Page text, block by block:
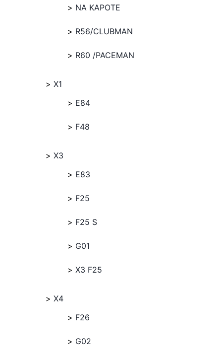
NA KAPOTE
R56/CLUBMAN
R60 /PACEMAN
X1
E84
F48
X3
E83
F25
F25 S
G01
X3 F25
X4
F26
G02